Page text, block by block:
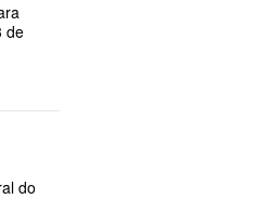
de
do